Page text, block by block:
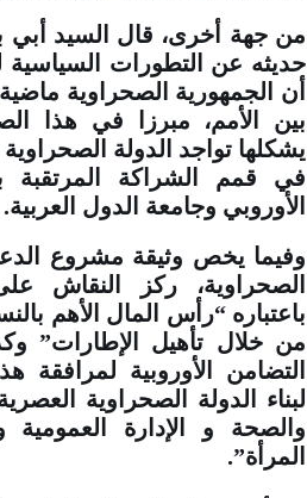
من جهة أخرى، قال السيد
حديثه عن التطورات السياسية
أن الجمهورية الصحراوية
بين الأمم، مبرزا في هذا
يشكلها تواجد الدولة
في قمم الشراكة المرتقبة
الأوروبي وجامعة الدول العربية.
وفيما يخص وثيقة مشروع
الصحراوية، ركز النقاش
باعتباره “رأس المال الأهم
من خلال تأهيل الإطارات”
التضامن الأوروبية لمرافقة
لبناء الدولة الصحراوية
والصحة و الإدارة العمومية
المرأة”.